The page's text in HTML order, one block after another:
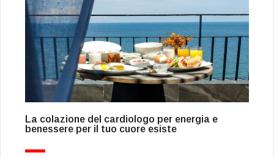
La colazione del cardiologo per energia e
benessere per il tuo cuore esiste